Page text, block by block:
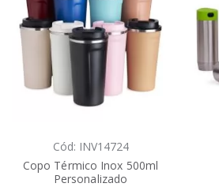
Cód: INV14724
Copo Térmico Inox 500ml
Personalizado